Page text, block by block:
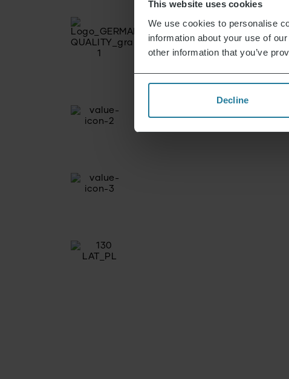
This website uses cookies
We use cookies to personalise
information about your use of
other information that you’ve
Decline